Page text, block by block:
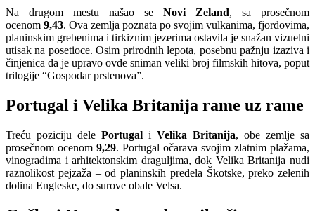
Na drugom mestu našao se Novi Zeland, sa prosečnom
ocenom 9,43. Ova zemlja poznata po svojim vulkanima, fjordovima,
planinskim grebenima i tirkiznim jezerima ostavila je snažan vizuelni
utisak na posetioce. Osim prirodnih lepota, posebnu pažnju izaziva i
činjenica da je upravo ovde sniman veliki broj filmskih hitova, poput
trilogije “Gospodar prstenova”.
Portugal i Velika Britanija rame uz rame
Treću poziciju dele Portugal i Velika Britanija, obe zemlje sa
prosečnom ocenom 9,29. Portugal očarava svojim zlatnim plažama,
vinogradima i arhitektonskim draguljima, dok Velika Britanija nudi
raznolikost pejzaža – od planinskih predela Škotske, preko zelenih
dolina Engleske, do surove obale Velsa.